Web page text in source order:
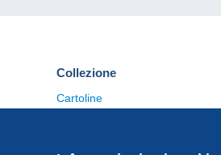
Collezione
Cartoline